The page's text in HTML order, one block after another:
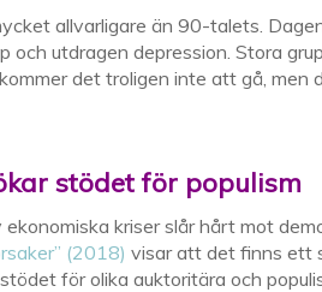
allvarligare än 90-talets.
och utdragen depression. Stora
det troligen inte att gå, men
stödet för populism
kriser slår hårt mot
(2018) visar att det finns ett
för olika auktoritära och